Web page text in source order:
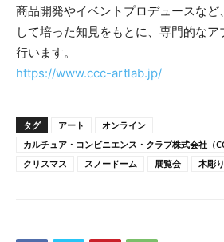
商品開発やイベントプロデュースなど
して培った知見をもとに、専門的な
行います。
https://www.ccc-artlab.jp/
タグ アート
オンライン
カルチュア・コンビニエンス・クラブ株式会社（
クリスマス
スノードーム 展覧会 木彫り